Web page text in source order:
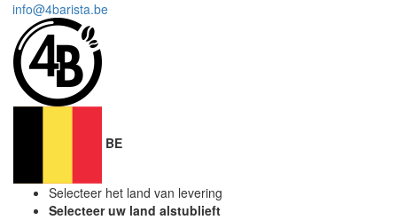
info@4barista.be
BE
Selecteer het land van levering
Selecteer uw land alstublieft